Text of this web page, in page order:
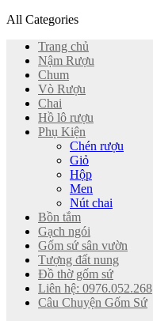
All Categories
Trang chủ
Nậm Rượu
Chum
Vò Rượu
Chai
Hồ lô rượu
Phụ Kiện
Chén rượu
Giỏ
Hộp
Men
Nút chai
Bồn tắm
Gạch ngói
Gốm sứ sân vườn
Tượng đất nung
Đồ thờ gốm sứ
Liên hệ: 0976.052.268
Câu Chuyện Gốm Sứ